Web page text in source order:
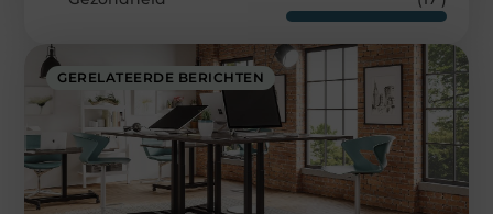
GERELATEERDE BERICHTEN